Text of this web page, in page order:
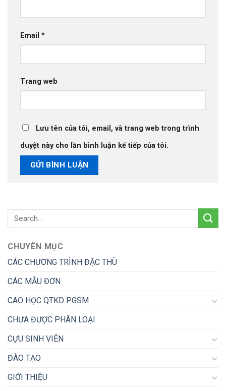
Email *
Trang web
Lưu tên của tôi, email, và trang web trong trình
duyệt này cho lần bình luận kế tiếp của tôi.
CHUYÊN MỤC
CÁC CHƯƠNG TRÌNH ĐẶC THÙ
CÁC MẪU ĐƠN
CAO HỌC QTKD PGSM
CHƯA ĐƯỢC PHÂN LOẠI
CỰU SINH VIÊN
ĐÀO TẠO
GIỚI THIỆU